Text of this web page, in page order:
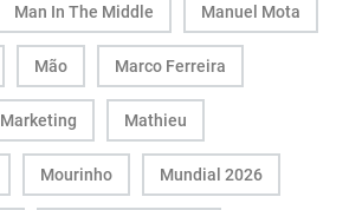
Man In The Middle Manuel Mota
Mão Marco Ferreira
Marketing Mathieu
Mourinho Mundial 2026